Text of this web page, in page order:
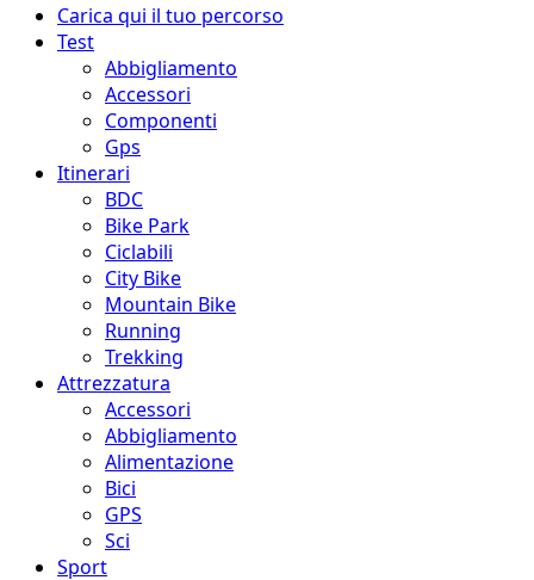
Menu
principale
Carica qui il tuo percorso
Test
Abbigliamento
Accessori
Componenti
Gps
Itinerari
BDC
Bike Park
Ciclabili
City Bike
Mountain Bike
Running
Trekking
Attrezzatura
Accessori
Abbigliamento
Alimentazione
Bici
GPS
Sci
Sport